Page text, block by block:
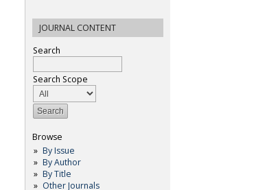
JOURNAL CONTENT
Search
Search Scope
Browse
By Issue
By Author
By Title
Other Journals